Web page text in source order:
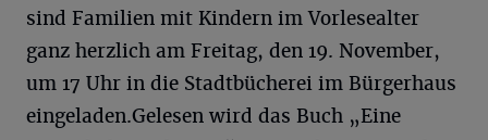
sind Familien mit Kindern im Vorlesealter
ganz herzlich am Freitag, den 19. November,
um 17 Uhr in die Stadtbücherei im Bürgerhaus
eingeladen.Gelesen wird das Buch „Eine